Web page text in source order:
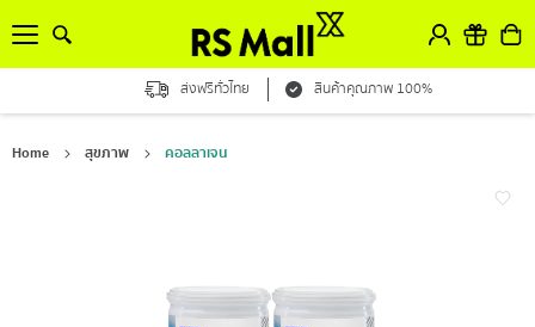
ส่งฟรีทั่วไทย สินค้าคุณภาพ 100%
Home สุขภาพ คอลลาเจน